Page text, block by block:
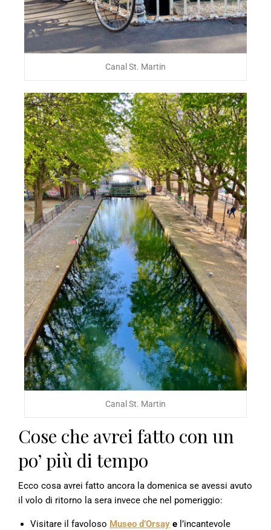
Canal St. Martin
Canal St. Martin
Cose che avrei fatto con un
po’ più di tempo
Ecco cosa avrei fatto ancora la domenica se avessi avuto
il volo di ritorno la sera invece che nel pomeriggio:
Visitare il favoloso Museo d’Orsay e l’incantevole